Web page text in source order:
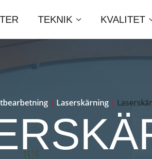
TEKNIK KVALITET
| Laserskärning |